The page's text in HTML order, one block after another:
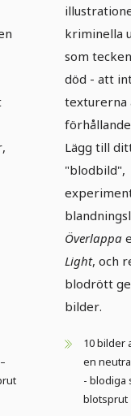
kriminella
som
död - att
texturerna
Lägg till
"blodbild",
Överlappa
Light, och
blodrött
bilder.
10 bilder
en
- blodiga
blotsprut